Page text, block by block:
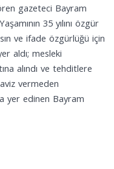
gazeteci Bayram
35 yılını özgür
ve ifade özgürlüğü için
aldı; mesleki
alındı ve tehditlere
vermeden
yer edinen Bayram